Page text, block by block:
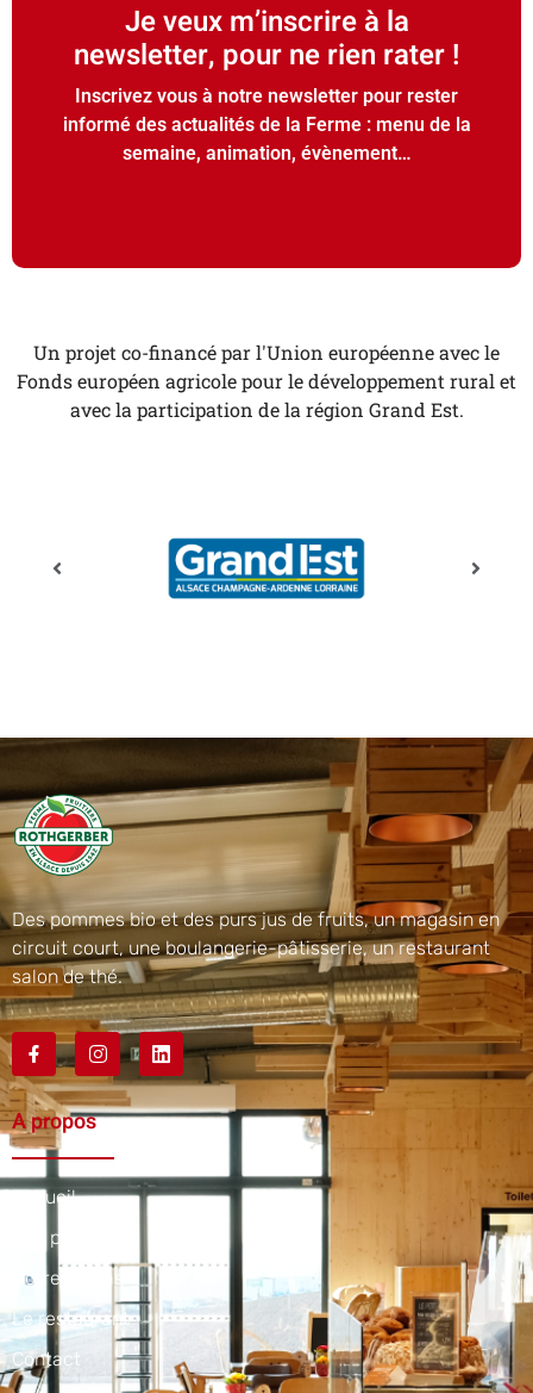
Je veux m’inscrire à la
newsletter, pour ne rien rater !
Inscrivez vous à notre newsletter pour rester
informé des actualités de la Ferme : menu de la
semaine, animation, évènement…
Un projet co-financé par l'Union européenne avec le
Fonds européen agricole pour le développement rural et
avec la participation de la région Grand Est.
Des pommes bio et des purs jus de fruits, un magasin en
circuit court, une boulangerie-pâtisserie, un restaurant
salon de thé.
A propos
Accueil
Nos produits
Notre magasin
Le restaurant
Contact